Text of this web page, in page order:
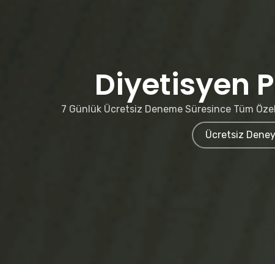
Diyetisyen
7 Günlük Ücretsiz Deneme Süresince Tüm
Ücretsiz